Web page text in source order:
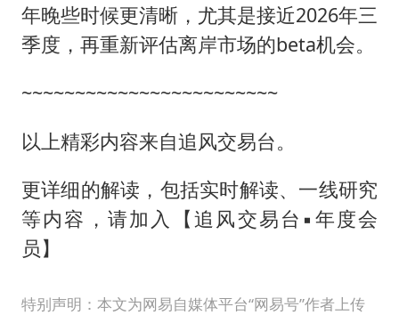
年晚些时候更清晰，尤其是接近2026年三
季度，再重新评估离岸市场的beta机会。
~~~~~~~~~~~~~~~~~~~~~~~~
以上精彩内容来自追风交易台。
更详细的解读，包括实时解读、一线研究
等内容，请加入【追风交易台▪年度会
员】
特别声明：本文为网易自媒体平台“网易号”作者上传